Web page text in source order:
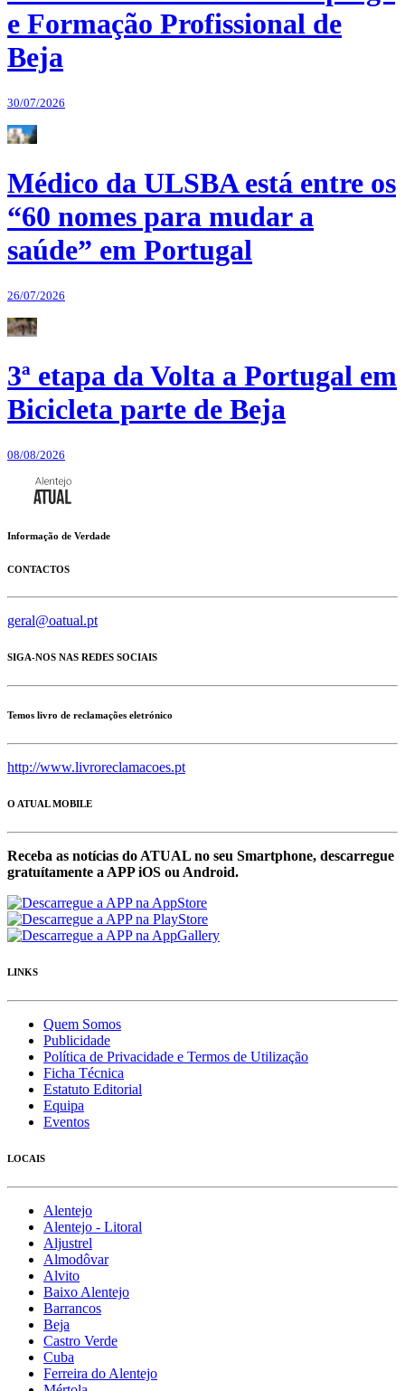
e Formação Profissional de
Beja
30/07/2026
Médico da ULSBA está entre os
“60 nomes para mudar a
saúde” em Portugal
26/07/2026
3ª etapa da Volta a Portugal em
Bicicleta parte de Beja
08/08/2026
Informação de Verdade
CONTACTOS
geral@oatual.pt
SIGA-NOS NAS REDES SOCIAIS
Temos livro de reclamações eletrónico
http://www.livroreclamacoes.pt
O ATUAL MOBILE
Receba as notícias do ATUAL no seu Smartphone, descarregue
gratuítamente a APP iOS ou Android.
LINKS
Quem Somos
Publicidade
Política de Privacidade e Termos de Utilização
Ficha Técnica
Estatuto Editorial
Equipa
Eventos
LOCAIS
Alentejo
Alentejo - Litoral
Aljustrel
Almodôvar
Alvito
Baixo Alentejo
Barrancos
Beja
Castro Verde
Cuba
Ferreira do Alentejo